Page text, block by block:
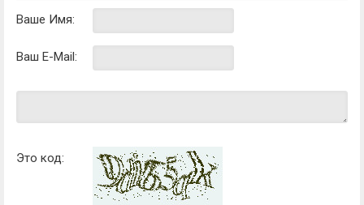
Ваше Имя:
Ваш E-Mail:
Это код: